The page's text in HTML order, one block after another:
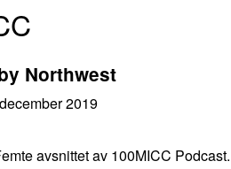
Northwest
2019
avsnittet av 100MICC Podcast.